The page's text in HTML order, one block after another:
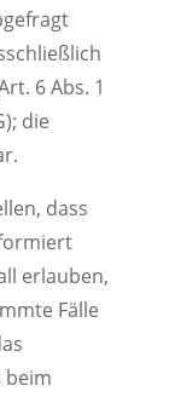
6 Abs. 1
die
dass
erlauben,
Fälle
beim